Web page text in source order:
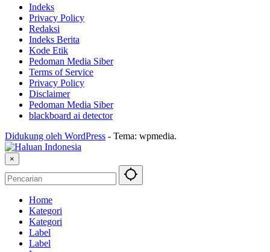
Indeks
Privacy Policy
Redaksi
Indeks Berita
Kode Etik
Pedoman Media Siber
Terms of Service
Privacy Policy
Disclaimer
Pedoman Media Siber
blackboard ai detector
Didukung oleh WordPress - Tema: wpmedia.
×
Home
Kategori
Kategori
Label
Label